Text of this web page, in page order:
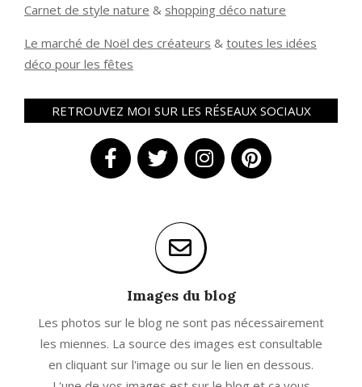
Carnet de style nature & shopping déco nature
Le marché de Noël des créateurs & toutes les idées
déco pour les fêtes
RETROUVEZ MOI SUR LES RÉSEAUX SOCIAUX
Images du blog
Les photos sur le blog ne sont pas nécessairement
les miennes. La source des images est consultable
en cliquant sur l'image ou sur le lien en dessous.